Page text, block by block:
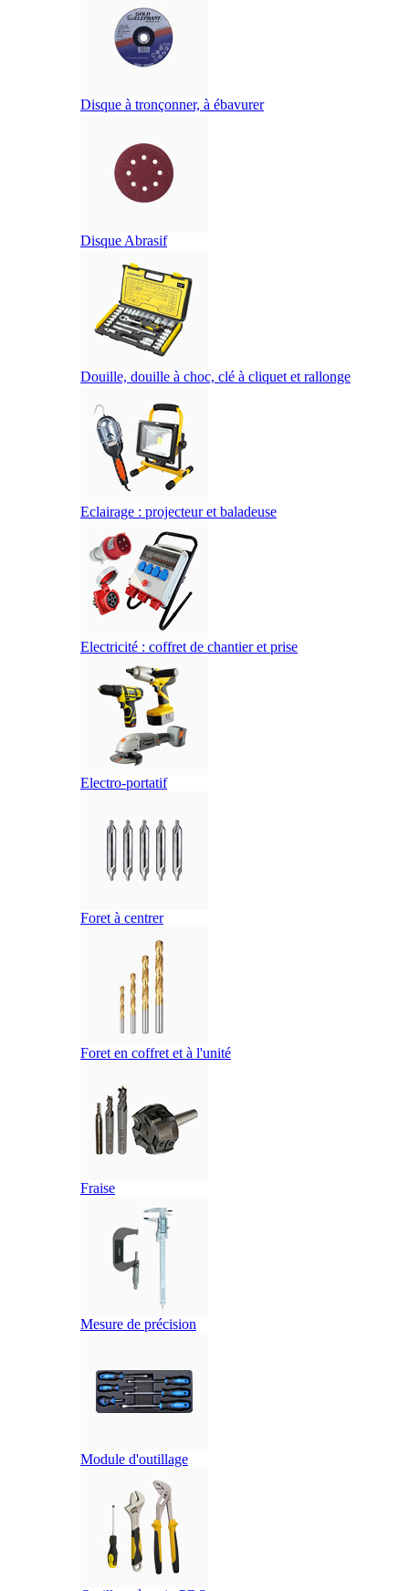
Disque à tronçonner, à ébavurer
Disque Abrasif
Douille, douille à choc, clé à cliquet et rallonge
Eclairage : projecteur et baladeuse
Electricité : coffret de chantier et prise
Electro-portatif
Foret à centrer
Foret en coffret et à l'unité
Fraise
Mesure de précision
Module d'outillage